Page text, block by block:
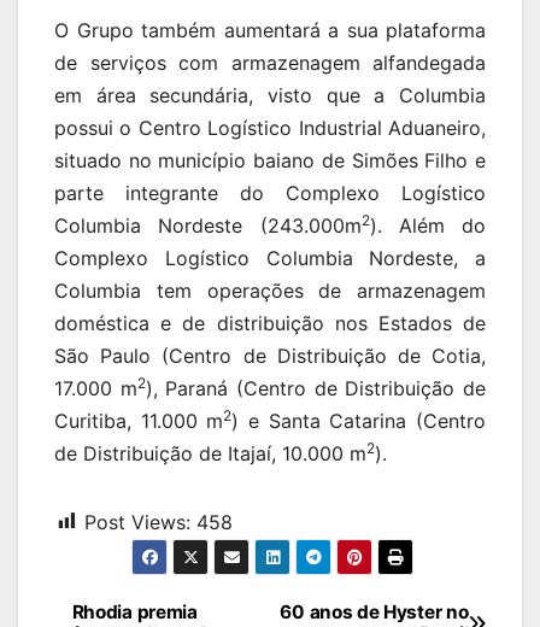
O Grupo também aumentará a sua plataforma
de serviços com armazenagem alfandegada
em área secundária, visto que a Columbia
possui o Centro Logístico Industrial Aduaneiro,
situado no município baiano de Simões Filho e
parte integrante do Complexo Logístico
Columbia Nordeste (243.000m2). Além do
Complexo Logístico Columbia Nordeste, a
Columbia tem operações de armazenagem
doméstica e de distribuição nos Estados de
São Paulo (Centro de Distribuição de Cotia,
17.000 m2), Paraná (Centro de Distribuição de
Curitiba, 11.000 m2) e Santa Catarina (Centro
de Distribuição de Itajaí, 10.000 m2).
Post Views: 458
Navegação
60 anos de Hyster no
Rhodia premia